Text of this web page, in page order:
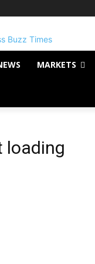
MARKETS
loading